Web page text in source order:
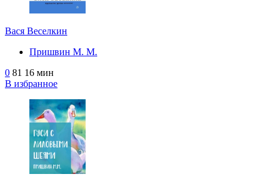
Вася Веселкин
Пришвин М. М.
0 81 16 мин
В избранное